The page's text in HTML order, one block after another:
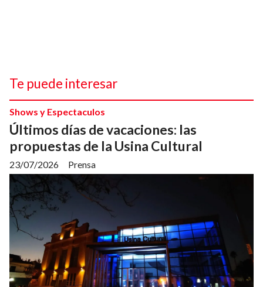
Te puede interesar
Últimos días de vacaciones: las
propuestas de la Usina Cultural
Prensa
Shows y Espectaculos
23/07/2026